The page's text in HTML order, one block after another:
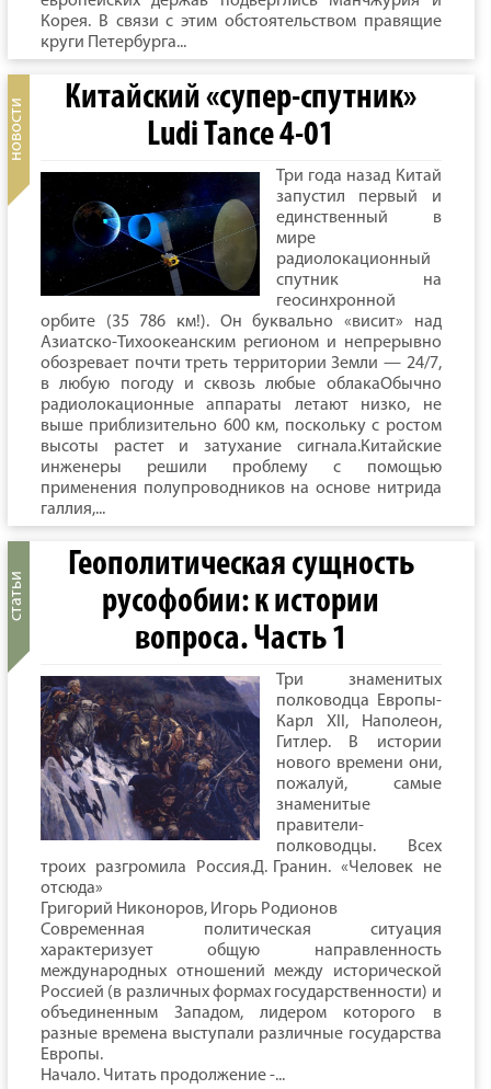
Корея. В связи с этим обстоятельством правящие
круги Петербурга...
Китайский «супер-спутник»
Ludi Tance 4-01
Три года назад Китай
запустил первый и
единственный в
мире
радиолокационный
спутник на
геосинхронной
орбите (35 786 км!). Он буквально «висит» над
Азиатско-Тихоокеанским регионом и непрерывно
обозревает почти треть территории Земли — 24/7,
в любую погоду и сквозь любые облакаОбычно
радиолокационные аппараты летают низко, не
выше приблизительно 600 км, поскольку с ростом
высоты растет и затухание сигнала.Китайские
инженеры решили проблему с помощью
применения полупроводников на основе нитрида
галлия,...
Геополитическая сущность
русофобии: к истории
вопроса. Часть 1
Три знаменитых
полководца Европы-
Карл XII, Наполеон,
Гитлер. В истории
нового времени они,
пожалуй, самые
знаменитые
правители-
полководцы. Всех
троих разгромила Россия.Д. Гранин. «Человек не
отсюда»
Григорий Никоноров, Игорь Родионов
Современная политическая ситуация
характеризует общую направленность
международных отношений между исторической
Россией (в различных формах государственности) и
объединенным Западом, лидером которого в
разные времена выступали различные государства
Европы.
Начало. Читать продолжение -...